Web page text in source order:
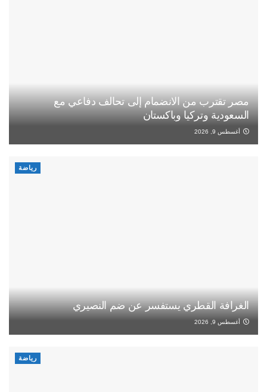
مصر تقترب من الانضمام إلى تحالف دفاعي مع
السعودية وتركيا وباكستان
أغسطس 9, 2026
رياضة
الغرافة القطري يستفسر عن ضم النصيري
أغسطس 9, 2026
رياضة